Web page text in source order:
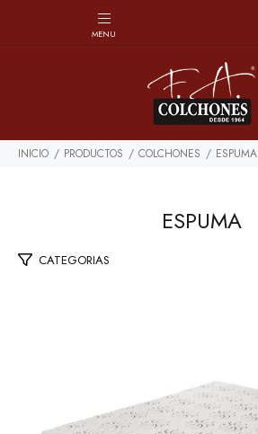
INICIO PRODUCTOS COLCHONES ESPUMA
ESPUMA
CATEGORIAS